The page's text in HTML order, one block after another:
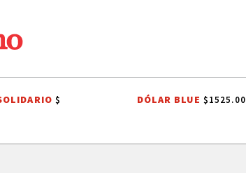
EL TIEMPO EN JUJUY RUTAS DE JUJUY
$ DÓLAR BLUE $1525.00